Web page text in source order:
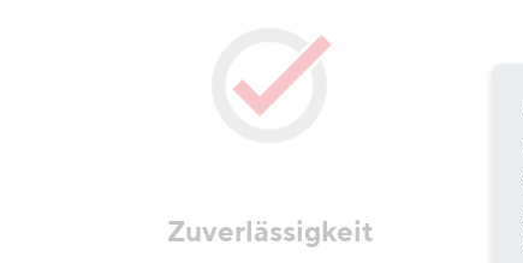
Zuverlässigkeit